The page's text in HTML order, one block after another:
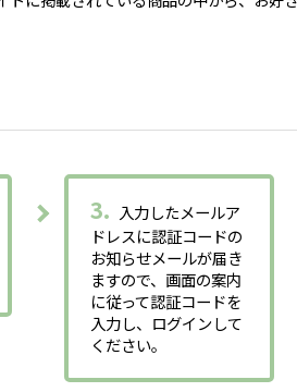
3. 入力したメールア
ドレスに認証コードの
お知らせメールが届き
ますので、画面の案内
に従って認証コードを
入力し、ログインして
ください。